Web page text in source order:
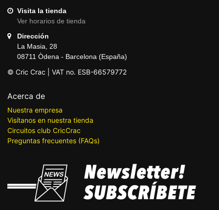
Visita la tienda
Ver horarios de tienda
Dirección
La Masia, 28
08711 Òdena - Barcelona (España)
© Cric Crac | VAT no. ESB-66579772
Acerca de
Nuestra empresa
Visítanos en nuestra tienda
Circuitos club CricCrac
Preguntas frecuentes (FAQs)